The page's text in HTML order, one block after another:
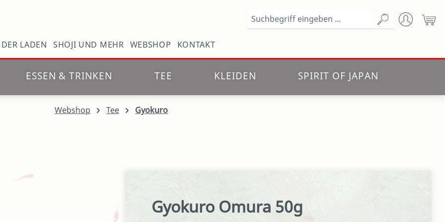
DER LADEN SHOJI UND MEHR WEBSHOP KONTAKT
ESSEN & TRINKEN TEE KLEIDEN SPIRIT OF JAPAN
Webshop Tee Gyokuro
Gyokuro Omura 50g